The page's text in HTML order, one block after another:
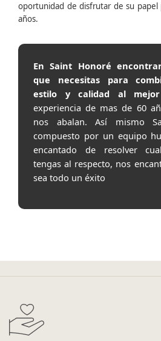
oportunidad de disfrutar de su
años.
En Saint Honoré
que necesitas para
estilo y calidad al
experiencia de mas de 60
nos abalan. Así mismo
compuesto por un equipo
encantado de resolver
tengas al respecto, nos
sea todo un éxito